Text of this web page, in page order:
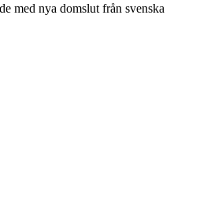
med nya domslut från svenska